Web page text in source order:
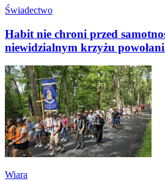
Świadectwo
Habit nie chroni przed
niewidzialnym krzyżu
Wiara